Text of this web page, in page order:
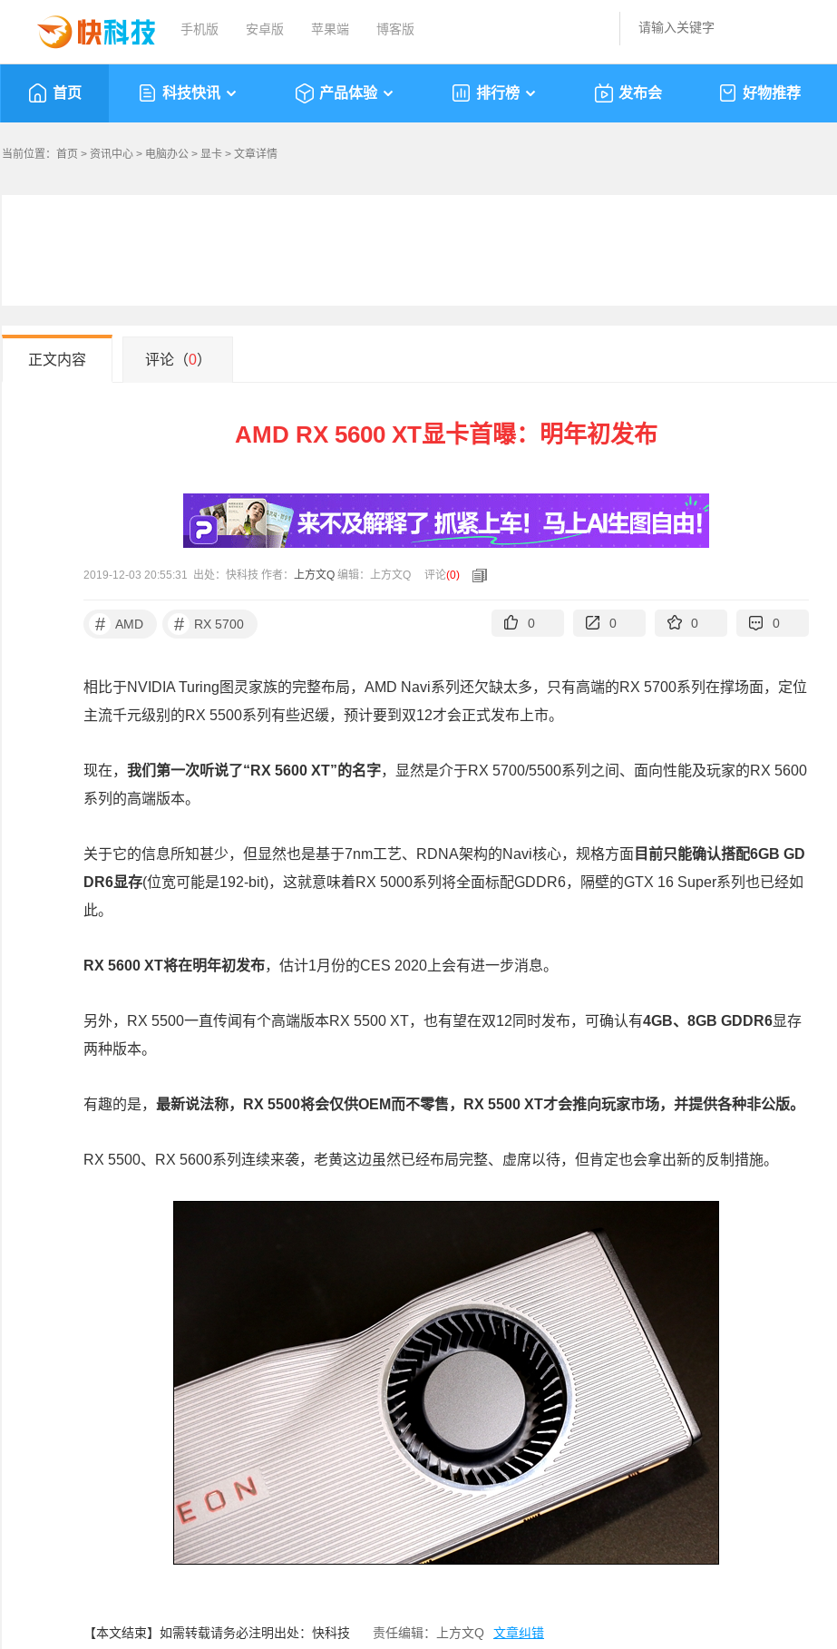
手机版 安卓版 苹果端 博客版
首页 科技快讯 产品体验 排行榜 发布会 好物推荐
当前位置： 首页 > 资讯中心 > 电脑办公 > 显卡 > 文章详情
正文内容 评论（0）
AMD RX 5600 XT显卡首曝：明年初发布
2019-12-03 20:55:31 出处：快科技 作者： 上方文Q 编辑：上方文Q 评论(0)
# AMD # RX 5700 0 0 0 0
相比于NVIDIA Turing图灵家族的完整布局，AMD Navi系列还欠缺太多，只有高端的RX 5700系列在撑场面，定位
主流千元级别的RX 5500系列有些迟缓，预计要到双12才会正式发布上市。
现在， 我们第一次听说了“RX 5600 XT”的名字，显然是介于RX 5700/5500系列之间、面向性能及玩家的RX 5600
系列的高端版本。
关于它的信息所知甚少，但显然也是基于7nm工艺、RDNA架构的Navi核心，规格方面 目前只能确认搭配6GB GD
DR6显存(位宽可能是192-bit)，这就意味着RX 5000系列将全面标配GDDR6，隔壁的GTX 16 Super系列也已经如
此。
RX 5600 XT将在明年初发布，估计1月份的CES 2020上会有进一步消息。
另外，RX 5500一直传闻有个高端版本RX 5500 XT，也有望在双12同时发布，可确认有4GB、8GB GDDR6显存
两种版本。
有趣的是， 最新说法称，RX 5500将会仅供OEM而不零售，RX 5500 XT才会推向玩家市场，并提供各种非公版。
RX 5500、RX 5600系列连续来袭，老黄这边虽然已经布局完整、虚席以待，但肯定也会拿出新的反制措施。
【本文结束】如需转载请务必注明出处：快科技 责任编辑：上方文Q 文章纠错